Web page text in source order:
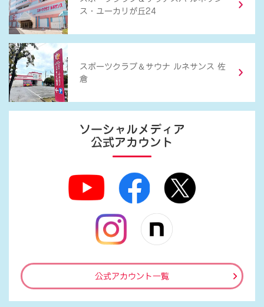
ス・ユーカリが丘24
スポーツクラブ ＆ サウナ ルネサンス 佐
倉
ソーシャルメディア
公式アカウント
公式アカウント一覧